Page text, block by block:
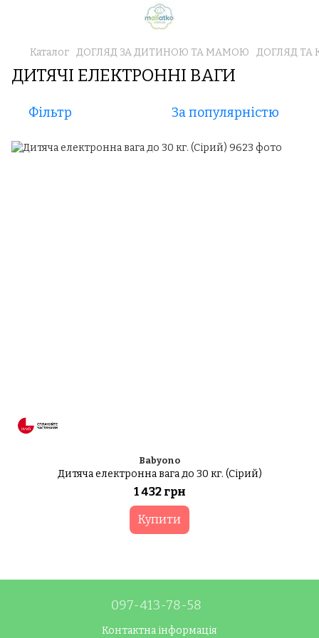
Каталог ДОГЛЯД ЗА ДИТИНОЮ ТА МАМОЮ ДОГЛЯД ТА
ДИТЯЧІ ЕЛЕКТРОННІ ВАГИ
Фільтр За популярністю
Babyono
Дитяча електронна вага до 30 кг. (Сірий)
1 432 грн
Купити
097-413-78-58
Контактна інформація